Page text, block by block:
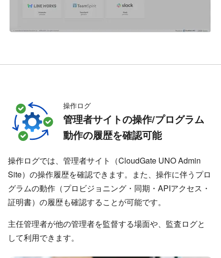
操作ログ
管理者サイトの操作/プログラム
動作の履歴を確認可能
操作ログでは、管理者サイト（CloudGate UNO Admin
Site）の操作履歴を確認できます。また、操作に伴うプロ
グラムの動作（プロビジョニング・同期・APIアクセス・
証明書）の履歴も確認することが可能です。
主任管理者が他の管理者を監督する場面や、監査ログと
して利用できます。